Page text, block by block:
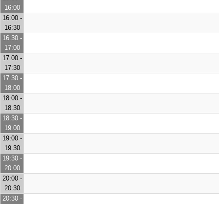
16:00
16:00 -
16:30
16:30 -
17:00
17:00 -
17:30
17:30 -
18:00
18:00 -
18:30
18:30 -
19:00
19:00 -
19:30
19:30 -
20:00
20:00 -
20:30
20:30 -